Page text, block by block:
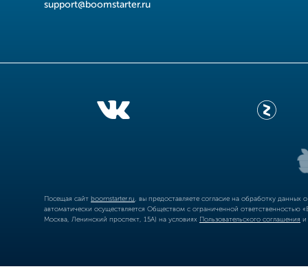
support@boomstarter.ru
Посещая сайт boomstarter.ru , вы предоставляете согласие на обработку
автоматически осуществляется Обществом с ограниченной
Москва, Ленинский проспект, 15А) на условиях Пользовательского соглашения и